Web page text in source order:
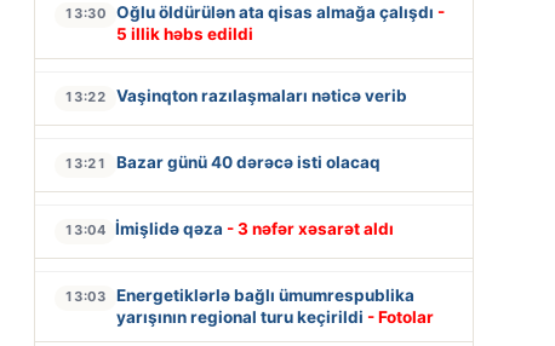
13:30 Oğlu öldürülən ata qisas almağa çalışdı -
5 illik həbs edildi
13:22 Vaşinqton razılaşmaları nəticə verib
13:21 Bazar günü 40 dərəcə isti olacaq
13:04 İmişlidə qəza - 3 nəfər xəsarət aldı
13:03
Energetiklərlə bağlı ümumrespublika
yarışının regional turu keçirildi - Fotolar